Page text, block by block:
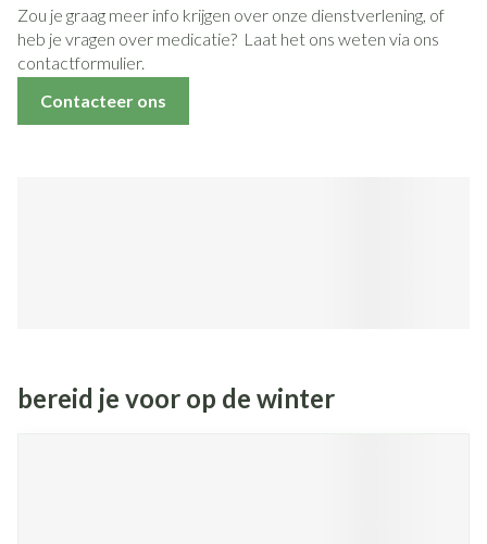
Zou je graag meer info krijgen over onze dienstverlening, of
heb je vragen over medicatie? Laat het ons weten via ons
contactformulier.
Contacteer ons
bereid je voor op de winter